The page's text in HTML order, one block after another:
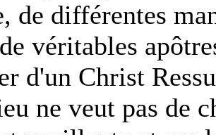
de différentes
véritables
d'un Christ
ne veut pas de